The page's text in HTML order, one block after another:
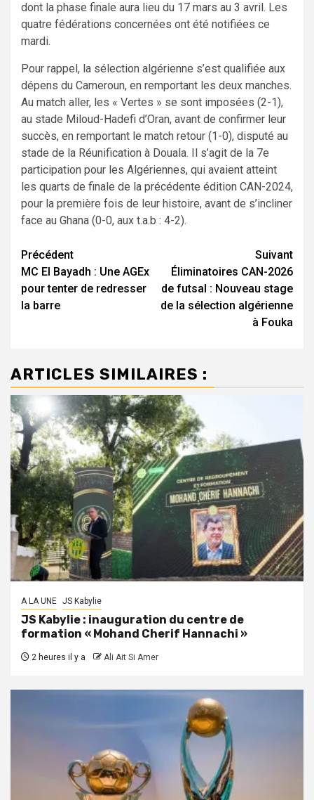
dont la phase finale aura lieu du 17 mars au 3 avril. Les
quatre fédérations concernées ont été notifiées ce
mardi.
Pour rappel, la sélection algérienne s’est qualifiée aux
dépens du Cameroun, en remportant les deux manches.
Au match aller, les « Vertes » se sont imposées (2-1),
au stade Miloud-Hadefi d’Oran, avant de confirmer leur
succès, en remportant le match retour (1-0), disputé au
stade de la Réunification à Douala. Il s’agit de la 7e
participation pour les Algériennes, qui avaient atteint
les quarts de finale de la précédente édition CAN-2024,
pour la première fois de leur histoire, avant de s’incliner
face au Ghana (0-0, aux t.a.b : 4-2).
Navigation
d’article
Précédent
MC El Bayadh : Une AGEx
pour tenter de redresser
la barre
Suivant
Éliminatoires CAN-2026
de futsal : Nouveau stage
de la sélection algérienne
à Fouka
ARTICLES SIMILAIRES :
A LA UNE JS Kabylie
JS Kabylie : inauguration du centre de
formation « Mohand Cherif Hannachi »
2 heures il y a Ali Ait Si Amer